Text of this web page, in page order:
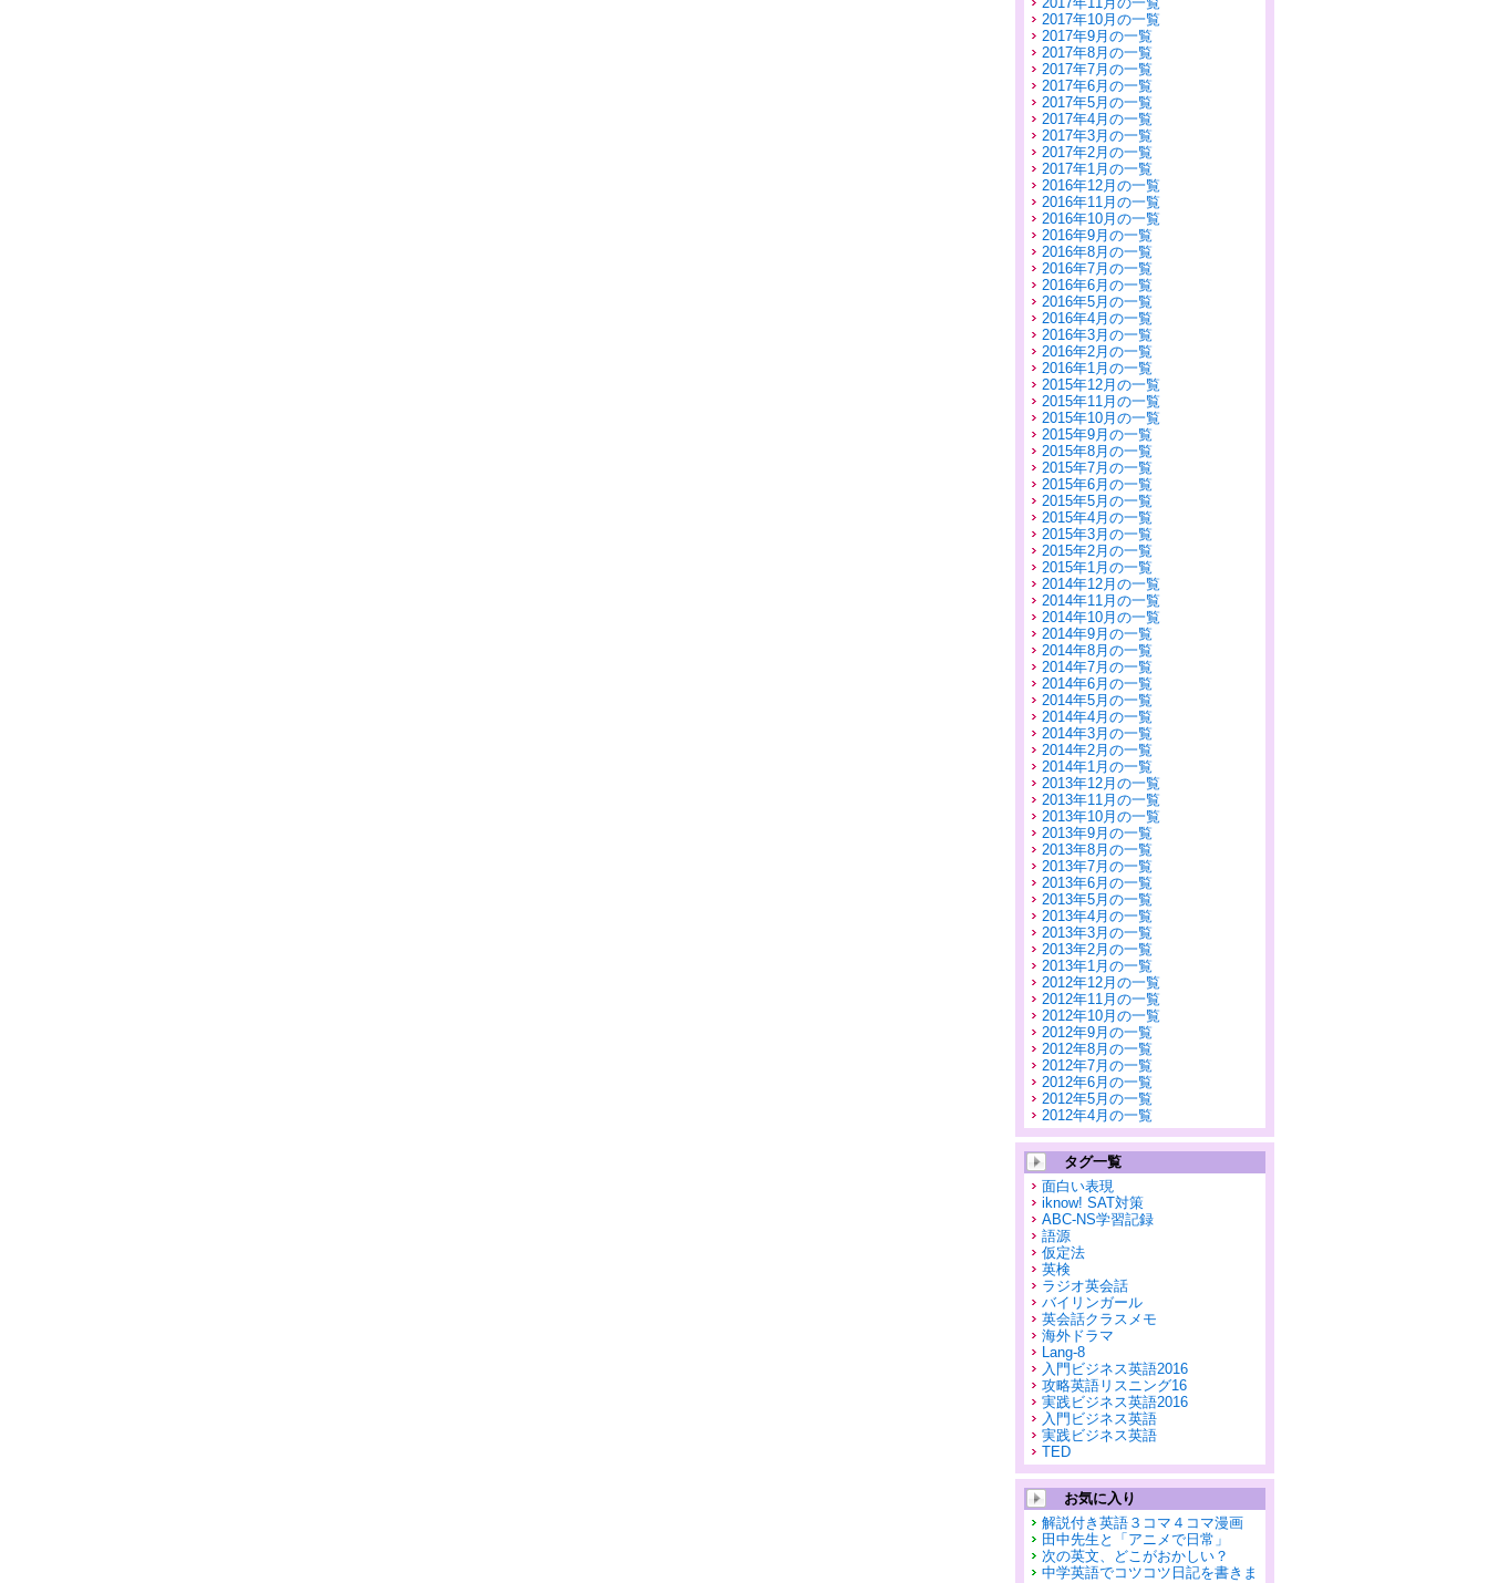
2017年10月の一覧
2017年9月の一覧
2017年8月の一覧
2017年7月の一覧
2017年6月の一覧
2017年5月の一覧
2017年4月の一覧
2017年3月の一覧
2017年2月の一覧
2017年1月の一覧
2016年12月の一覧
2016年11月の一覧
2016年10月の一覧
2016年9月の一覧
2016年8月の一覧
2016年7月の一覧
2016年6月の一覧
2016年5月の一覧
2016年4月の一覧
2016年3月の一覧
2016年2月の一覧
2016年1月の一覧
2015年12月の一覧
2015年11月の一覧
2015年10月の一覧
2015年9月の一覧
2015年8月の一覧
2015年7月の一覧
2015年6月の一覧
2015年5月の一覧
2015年4月の一覧
2015年3月の一覧
2015年2月の一覧
2015年1月の一覧
2014年12月の一覧
2014年11月の一覧
2014年10月の一覧
2014年9月の一覧
2014年8月の一覧
2014年7月の一覧
2014年6月の一覧
2014年5月の一覧
2014年4月の一覧
2014年3月の一覧
2014年2月の一覧
2014年1月の一覧
2013年12月の一覧
2013年11月の一覧
2013年10月の一覧
2013年9月の一覧
2013年8月の一覧
2013年7月の一覧
2013年6月の一覧
2013年5月の一覧
2013年4月の一覧
2013年3月の一覧
2013年2月の一覧
2013年1月の一覧
2012年12月の一覧
2012年11月の一覧
2012年10月の一覧
2012年9月の一覧
2012年8月の一覧
2012年7月の一覧
2012年6月の一覧
2012年5月の一覧
2012年4月の一覧
タグ一覧
面白い表現
iknow! SAT対策
ABC-NS学習記録
語源
仮定法
英検
ラジオ英会話
バイリンガール
英会話クラスメモ
海外ドラマ
Lang-8
入門ビジネス英語2016
攻略英語リスニング16
実践ビジネス英語2016
入門ビジネス英語
実践ビジネス英語
TED
お気に入り
解説付き英語３コマ４コマ漫画
田中先生と「アニメで日常」
次の英文、どこがおかしい？
中学英語でコツコツ日記を書きま